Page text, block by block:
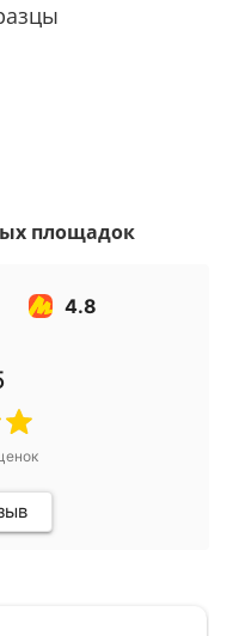
площадок
4.8